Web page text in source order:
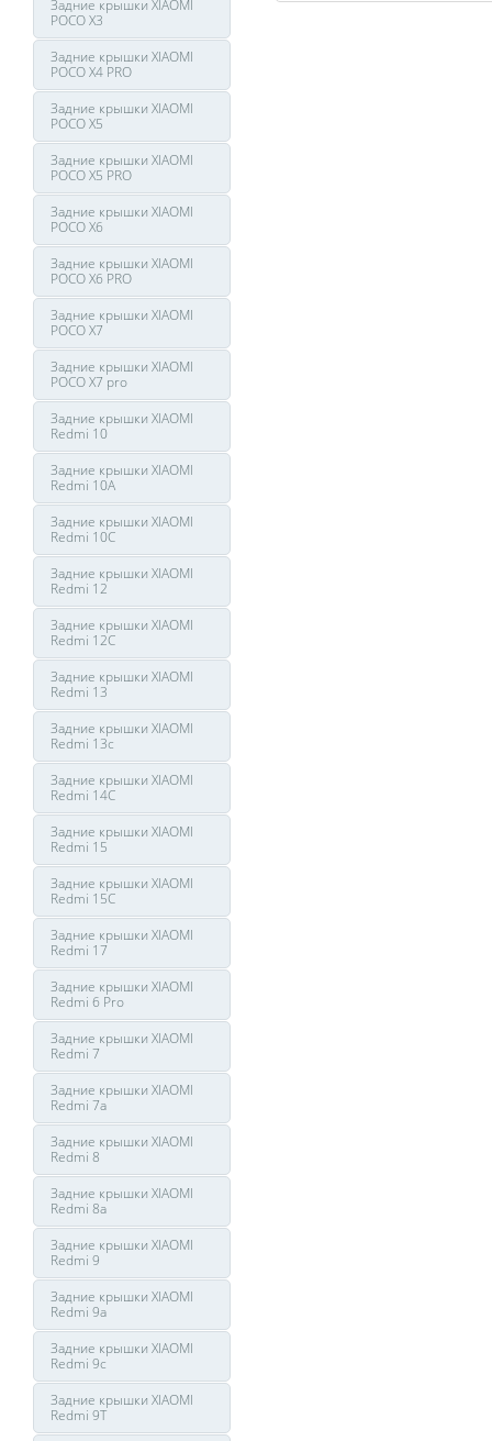
Задние крышки XIAOMI
POCO X3
Задние крышки XIAOMI
POCO X4 PRO
Задние крышки XIAOMI
POCO X5
Задние крышки XIAOMI
POCO X5 PRO
Задние крышки XIAOMI
POCO X6
Задние крышки XIAOMI
POCO X6 PRO
Задние крышки XIAOMI
POCO X7
Задние крышки XIAOMI
POCO X7 pro
Задние крышки XIAOMI
Redmi 10
Задние крышки XIAOMI
Redmi 10A
Задние крышки XIAOMI
Redmi 10C
Задние крышки XIAOMI
Redmi 12
Задние крышки XIAOMI
Redmi 12C
Задние крышки XIAOMI
Redmi 13
Задние крышки XIAOMI
Redmi 13с
Задние крышки XIAOMI
Redmi 14C
Задние крышки XIAOMI
Redmi 15
Задние крышки XIAOMI
Redmi 15C
Задние крышки XIAOMI
Redmi 17
Задние крышки XIAOMI
Redmi 6 Pro
Задние крышки XIAOMI
Redmi 7
Задние крышки XIAOMI
Redmi 7a
Задние крышки XIAOMI
Redmi 8
Задние крышки XIAOMI
Redmi 8a
Задние крышки XIAOMI
Redmi 9
Задние крышки XIAOMI
Redmi 9a
Задние крышки XIAOMI
Redmi 9c
Задние крышки XIAOMI
Redmi 9T